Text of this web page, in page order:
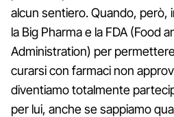
alcun sentiero. Quando, però,
la Big Pharma e la FDA (Food
Administration) per
curarsi con farmaci non
diventiamo totalmente
per lui, anche se sappiamo